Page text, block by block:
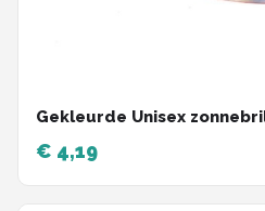
Gekleurde Unisex
€ 4,19